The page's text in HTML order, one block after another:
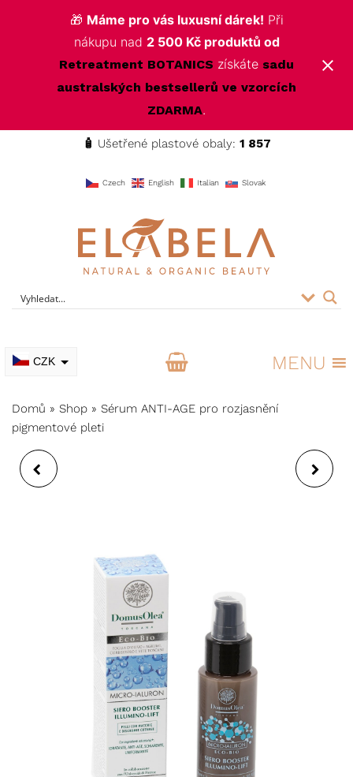
🎁 Máme pro vás luxusní dárek! Při
nákupu nad 2 500 Kč produktů od
Retreatment BOTANICS získáte sadu
australských bestsellerů ve vzorcích
ZDARMA.
🧴 Ušetřené plastové obaly: 1 857
Czech English Italian Slovak
ELABELA Beauty Kvalitní kosmetika pro vás
CZK MENU
Domů » Shop » Sérum ANTI-AGE pro rozjasnění
pigmentové pleti
PROBLEMATICKOU
PLEŤ